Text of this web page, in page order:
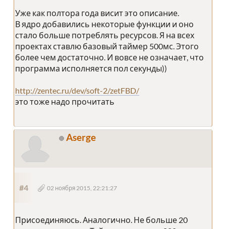
Уже как полтора года висит это описание.
В ядро добавились некоторые функции и оно
стало больше потреблять ресурсов. Я на всех
проектах ставлю базовый таймер 500мс. Этого
более чем достаточно. И вовсе не означает, что
программа исполняется пол секунды))
http://zentec.ru/dev/soft-2/zetFBD/
это тоже надо прочитать
Aserge
#4 02 ноября 2015, 22:21:27
Присоединяюсь. Аналогично. Не больше 20